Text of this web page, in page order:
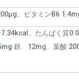
、ビタミンB6
、たんぱく質
鉄 12mg、葉酸